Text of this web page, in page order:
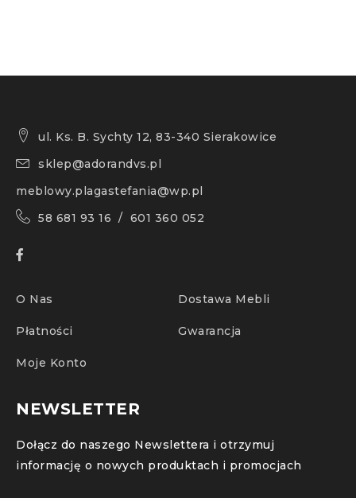
ul. Ks. B. Sychty 12, 83-340 Sierakowice
sklep@adorandvs.pl
meblowy.plagastefania@wp.pl
58 681 93 16 / 601 360 052
O Nas Dostawa Mebli
Płatności Gwarancja
Moje Konto
NEWSLETTER
Dołącz do naszego Newslettera i otrzymuj
informację o nowych produktach i promocjach